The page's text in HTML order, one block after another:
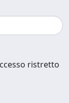
ristretto